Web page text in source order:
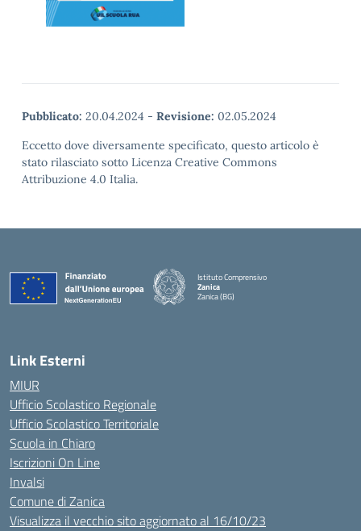
Pubblicato: 20.04.2024 - Revisione: 02.05.2024
Eccetto dove diversamente specificato, questo articolo è
stato rilasciato sotto Licenza Creative Commons
Attribuzione 4.0 Italia.
Istituto Comprensivo
Zanica
Zanica (BG)
Link Esterni
MIUR
Ufficio Scolastico Regionale
Ufficio Scolastico Territoriale
Scuola in Chiaro
Iscrizioni On Line
Invalsi
Comune di Zanica
Visualizza il vecchio sito aggiornato al 16/10/23